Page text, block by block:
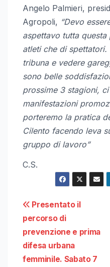
Angelo Palmieri,
Agropoli, “Devo
aspettavo tutta
atleti che di spettatori.
tribuna e vedere
sono belle
prossime 3 stagioni,
manifestazioni
porteremo la pratica
Cilento facendo leva
gruppo di lavoro”
C.S.
Navigazione
articoli
Presentato il
percorso di
prevenzione e prima
difesa urbana
femminile. Sabato 7